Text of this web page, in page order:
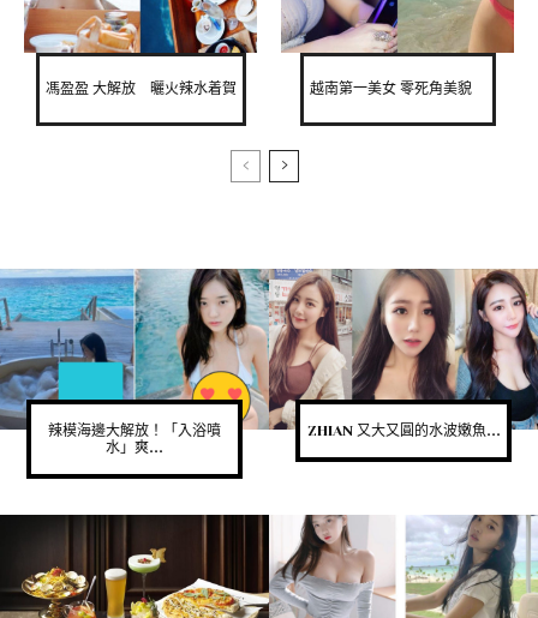
馮盈盈 大解放 曬火辣水着賀 越南第一美女 零死角美貌
辣模海邊大解放！「入浴噴
水」爽...
ZHIAN 又大又圓的水波嫩魚...